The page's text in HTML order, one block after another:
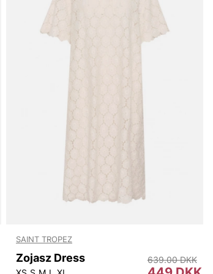
SAINT TROPEZ
Zojasz Dress 639.00 DKK